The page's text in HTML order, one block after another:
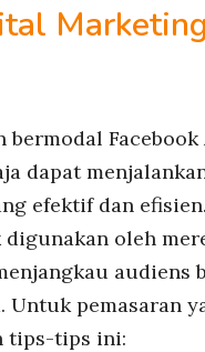
bermodal
dapat
efektif dan
digunakan oleh
audiens
Untuk pemasaran
tips-tips ini: